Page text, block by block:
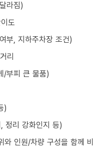
라짐)
도
부, 지하주차장 조건)
리
/부피 큰 물품)
)
정리 강화인지 등)
와 인원/차량 구성을 함께 비